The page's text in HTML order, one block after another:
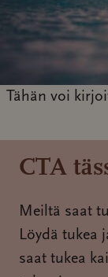
Tähän voi
CTA
Meiltä saat
Löydä tukea
saat tukea